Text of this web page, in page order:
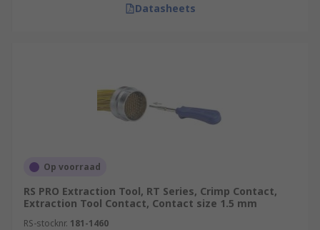
Datasheets
Op voorraad
RS PRO Extraction Tool, RT Series, Crimp Contact,
Extraction Tool Contact, Contact size 1.5 mm
RS-stocknr. 181-1460